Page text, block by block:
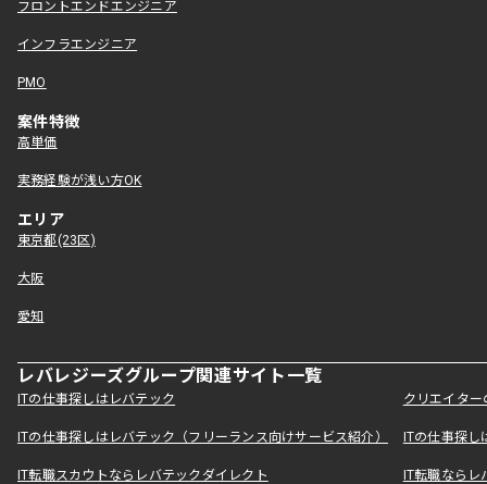
フロントエンドエンジニア
インフラエンジニア
PMO
案件特徴
高単価
実務経験が浅い方OK
エリア
東京都(23区)
大阪
愛知
レバレジーズグループ関連サイト一覧
ITの仕事探しはレバテック クリエイタ
ITの仕事探しはレバテック（フリーランス向けサービス紹介） ITの仕事探
IT転職スカウトならレバテックダイレクト IT転職なら